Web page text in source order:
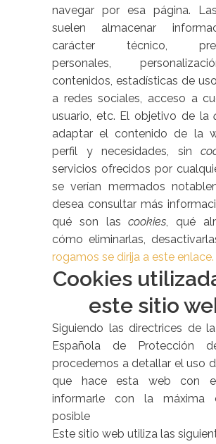
navegar por esa página.
suelen almacenar
carácter técnico,
personales,
contenidos, estadísticas de
a redes sociales, acceso a
usuario, etc. El objetivo de la
adaptar el contenido de la
perfil y necesidades, sin
servicios ofrecidos por
se verían mermados
desea consultar más
qué son lascookies, qué
cómo eliminarlas,
rogamos se dirija a este enlace.
Cookies
este sitio
Siguiendo las directrices de
Española de Protección
procedemos a detallar el uso
que hace esta web con
informarle con la máxima
posible
Este sitio web utiliza las